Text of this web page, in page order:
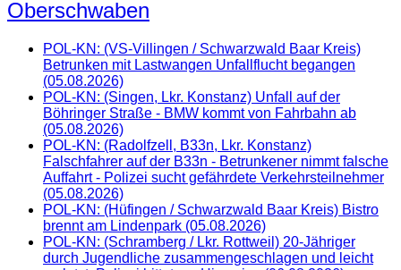
Oberschwaben
POL-KN: (VS-Villingen / Schwarzwald Baar Kreis)
Betrunken mit Lastwangen Unfallflucht begangen
(05.08.2026)
POL-KN: (Singen, Lkr. Konstanz) Unfall auf der
Böhringer Straße - BMW kommt von Fahrbahn ab
(05.08.2026)
POL-KN: (Radolfzell, B33n, Lkr. Konstanz)
Falschfahrer auf der B33n - Betrunkener nimmt falsche
Auffahrt - Polizei sucht gefährdete Verkehrsteilnehmer
(05.08.2026)
POL-KN: (Hüfingen / Schwarzwald Baar Kreis) Bistro
brennt am Lindenpark (05.08.2026)
POL-KN: (Schramberg / Lkr. Rottweil) 20-Jähriger
durch Jugendliche zusammengeschlagen und leicht